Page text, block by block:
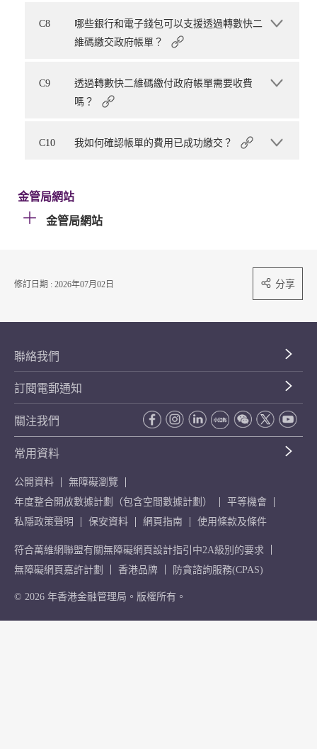
C8
哪些銀行和電子錢包可以支援透過轉數快二
維碼繳交政府帳單？
C9
透過轉數快二維碼繳付政府帳單需要收費
嗎？
C10 我如何確認帳單的費用已成功繳交？
金管局網站
金管局網站
修訂日期 : 2026年07月02日 分享
聯絡我們
訂閱電郵通知
關注我們
常用資料
公開資料
無障礙瀏覽
年度整合開放數據計劃（包含空間數據計劃）
平等機會
私隱政策聲明
保安資料 網頁指南 使用條款及條件
符合萬維網聯盟有關無障礙網頁設計指引中2A級別的要求
無障礙網頁嘉許計劃
香港品牌 防貪諮詢服務(CPAS)
© 2026 年香港金融管理局。版權所有。